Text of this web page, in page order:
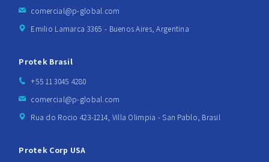
comercial@p-global.com
Emilio Lamarca 3365 - Buenos Aires, Argentina
Protek Brasil
+55 11 3045 4280
comercial@p-global.com
Rua do Rocio 423-1214, Villa Olimpia - San Pablo, Brasil
Protek Corp USA